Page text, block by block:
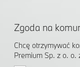
Zgoda na
Chcę otrzymywać
Premium Sp. z o. o.